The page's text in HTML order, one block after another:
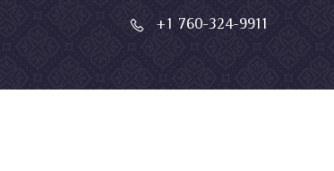
+1 760-324-9911